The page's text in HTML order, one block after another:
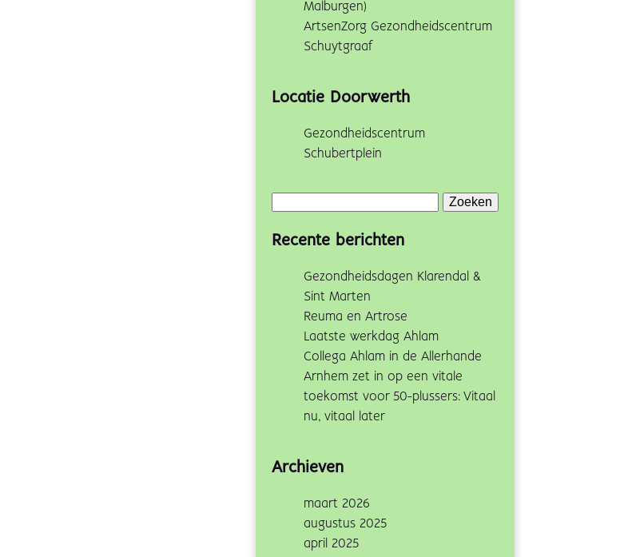
Malburgen)
ArtsenZorg Gezondheidscentrum
Schuytgraaf
Locatie Doorwerth
Gezondheidscentrum
Schubertplein
Recente berichten
Gezondheidsdagen Klarendal &
Sint Marten
Reuma en Artrose
Laatste werkdag Ahlam
Collega Ahlam in de Allerhande
Arnhem zet in op een vitale
toekomst voor 50-plussers: Vitaal
nu, vitaal later
Archieven
maart 2026
augustus 2025
april 2025